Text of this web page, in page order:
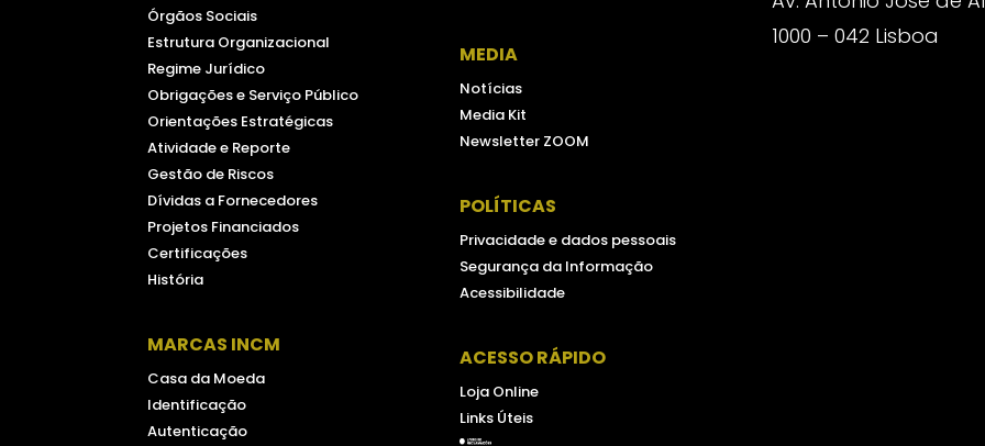
Órgãos Sociais
Estrutura Organizacional
Regime Jurídico
Obrigações e Serviço Público
Orientações Estratégicas
Atividade e Reporte
Gestão de Riscos
Dívidas a Fornecedores
Projetos Financiados
Certificações
História
MARCAS INCM
Casa da Moeda
Identificação
Autenticação
MEDIA
Notícias
Media Kit
Newsletter ZOOM
POLÍTICAS
Privacidade e dados pessoais
Segurança da Informação
Acessibilidade
ACESSO RÁPIDO
Loja Online
Links Úteis
1000 – 042 Lisboa